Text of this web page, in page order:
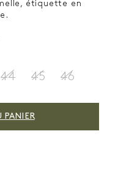
étiquette en
44 45 46
PANIER